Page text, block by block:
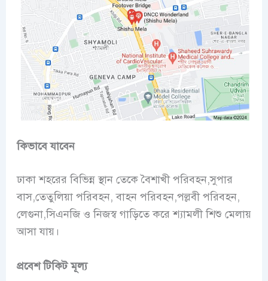
কিভাবে যাবেন
ঢাকা শহরের বিভিন্ন স্থান তেকে বৈশাখী পরিবহন,সুপার
বাস,তেতুলিয়া পরিবহন, বাহন পরিবহন,পল্লবী পরিবহন,
লেগুনা,সিএনজি ও নিজস্ব গাড়িতে করে শ্যামলী শিশু মেলায়
আসা যায়।
প্রবেশ টিকিট মূল্য